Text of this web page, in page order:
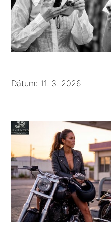
Dátum: 11. 3. 2026